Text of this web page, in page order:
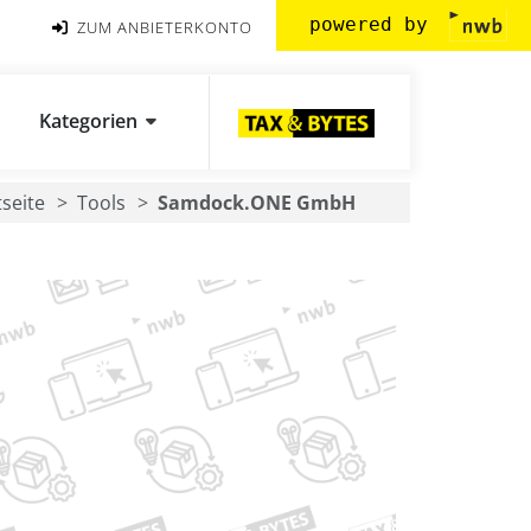
ZUM ANBIETERKONTO powered by
Kategorien
Tools Samdock.ONE GmbH